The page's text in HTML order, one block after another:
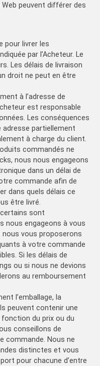
peuvent différer des
pour livrer les
par l’Acheteur. Le
Les délais de livraison
droit ne peut en être
à l’adresse de
est responsable
Les conséquences
adresse partiellement
à charge du client.
commandés ne
nous nous engageons
dans un délai de
commande afin de
dans quels délais ce
être livré.
sont
nous engageons à vous
vous proposerons
à votre commande
Si les délais de
ou si nous ne devions
au remboursement
l’emballage, la
peuvent contenir une
du prix ou du
conseillons de
commande. Nous ne
distinctes et vous
pour chacune d’entre